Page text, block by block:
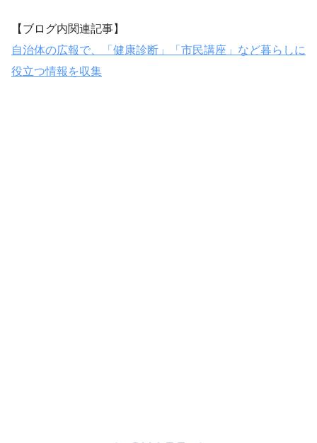
【ブログ内関連記事】
自治体の広報で、「健康診断」「市民講座」など暮らしに
役立つ情報を収集